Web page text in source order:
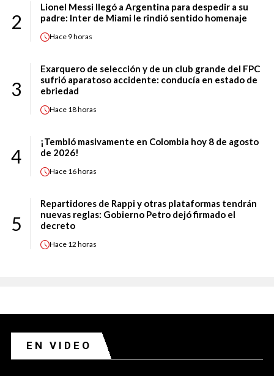
2
Lionel Messi llegó a Argentina para despedir a su
padre: Inter de Miami le rindió sentido homenaje
Hace 9 horas
3
Exarquero de selección y de un club grande del FPC
sufrió aparatoso accidente: conducía en estado de
ebriedad
Hace 18 horas
4
¡Tembló masivamente en Colombia hoy 8 de agosto
de 2026!
Hace 16 horas
5
Repartidores de Rappi y otras plataformas tendrán
nuevas reglas: Gobierno Petro dejó firmado el
decreto
Hace 12 horas
EN VIDEO